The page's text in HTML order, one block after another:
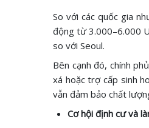
So với các quốc gia
động từ 3.000–6.000
so với Seoul.
Bên cạnh đó, chính
xá hoặc trợ cấp sinh
vẫn đảm bảo chất
Cơ hội định cư và